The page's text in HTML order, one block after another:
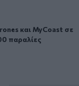
πάνω από 300
και MyCoast
και MyCoast σε
παραλίες